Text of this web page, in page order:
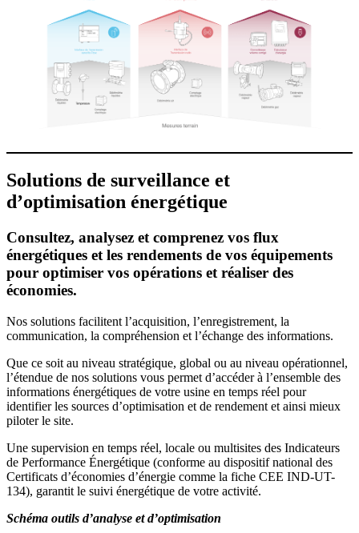
Solutions de surveillance et
d’optimisation énergétique
Consultez, analysez et comprenez vos flux
énergétiques et les rendements de vos équipements
pour optimiser vos opérations et réaliser des
économies.
Nos solutions facilitent l’acquisition, l’enregistrement, la
communication, la compréhension et l’échange des informations.
Que ce soit au niveau stratégique, global ou au niveau opérationnel,
l’étendue de nos solutions vous permet d’accéder à l’ensemble des
informations énergétiques de votre usine en temps réel pour
identifier les sources d’optimisation et de rendement et ainsi mieux
piloter le site.
Une supervision en temps réel, locale ou multisites des Indicateurs
de Performance Énergétique (conforme au dispositif national des
Certificats d’économies d’énergie comme la fiche CEE IND-UT-
134), garantit le suivi énergétique de votre activité.
Schéma outils d’analyse et d’optimisation